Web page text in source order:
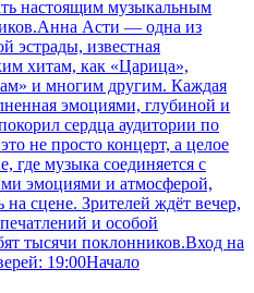
настоящим музыкальным
Асти — одна из
эстрады, известная
хитам, как «Царица»,
и многим другим. Каждая
эмоциями, глубиной и
сердца аудитории по
не просто концерт, а целое
где музыка соединяется с
эмоциями и атмосферой,
сцене. Зрителей ждёт вечер,
и особой
тысячи поклонников.Вход на
19:00Начало